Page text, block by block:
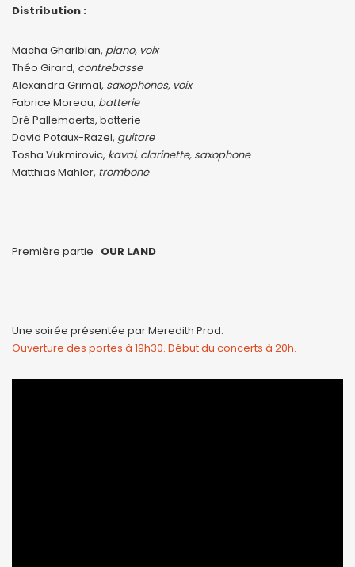
Distribution :
Macha Gharibian, piano, voix
Théo Girard, contrebasse
Alexandra Grimal, saxophones, voix
Fabrice Moreau, batterie
Dré Pallemaerts, batterie
David Potaux-Razel, guitare
Tosha Vukmirovic, kaval, clarinette, saxophone
Matthias Mahler, trombone
Première partie : OUR LAND
Une soirée présentée par Meredith Prod.
Ouverture des portes à 19h30. Début du concerts à 20h.